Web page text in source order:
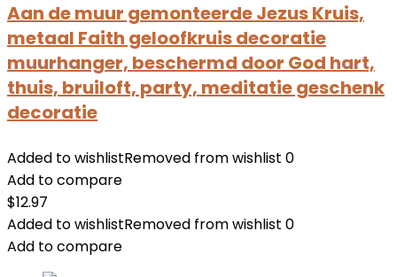
Aan de muur gemonteerde Jezus Kruis,
metaal Faith geloofkruis decoratie
muurhanger, beschermd door God hart,
thuis, bruiloft, party, meditatie geschenk
decoratie
Added to wishlistRemoved from wishlist 0
Add to compare
$12.97
Added to wishlistRemoved from wishlist 0
Add to compare